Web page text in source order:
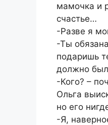
мамочка и
счастье…
-Разве я
-Ты
подаришь
должно
-Кого? –
Ольга
но его
-Я,